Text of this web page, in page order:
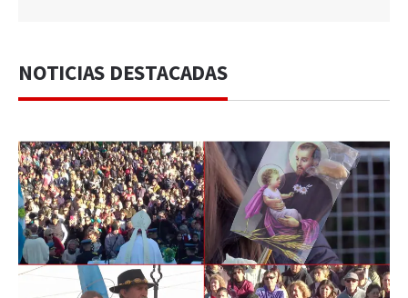
NOTICIAS DESTACADAS